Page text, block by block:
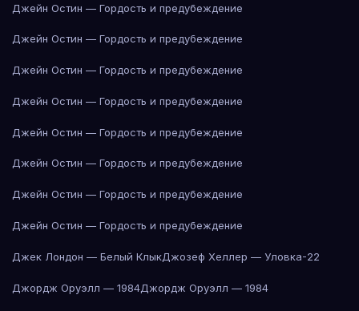
Джейн Остин — Гордость и предубеждение
Джейн Остин — Гордость и предубеждение
Джейн Остин — Гордость и предубеждение
Джейн Остин — Гордость и предубеждение
Джейн Остин — Гордость и предубеждение
Джейн Остин — Гордость и предубеждение
Джейн Остин — Гордость и предубеждение
Джейн Остин — Гордость и предубеждение
Джек Лондон — Белый КлыкДжозеф Хеллер — Уловка-22
Джордж Оруэлл — 1984Джордж Оруэлл — 1984